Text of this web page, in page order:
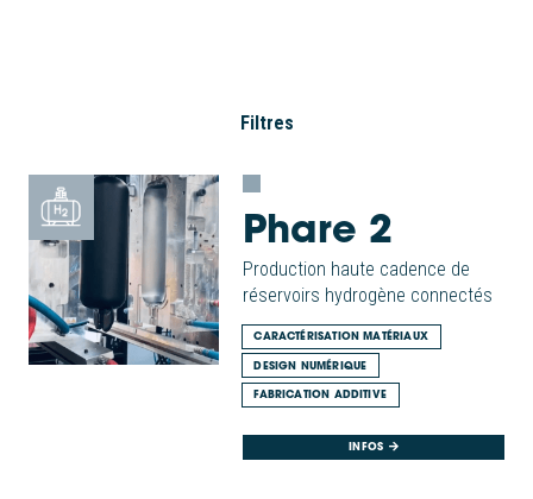
Filtres
Phare 2
Production haute cadence de
réservoirs hydrogène connectés
CARACTÉRISATION MATÉRIAUX
DESIGN NUMÉRIQUE
FABRICATION ADDITIVE
INFOS